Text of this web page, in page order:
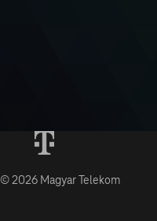
© 2026 Magyar Telekom